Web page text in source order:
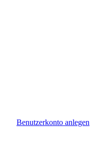
Benutzerkonto anlegen